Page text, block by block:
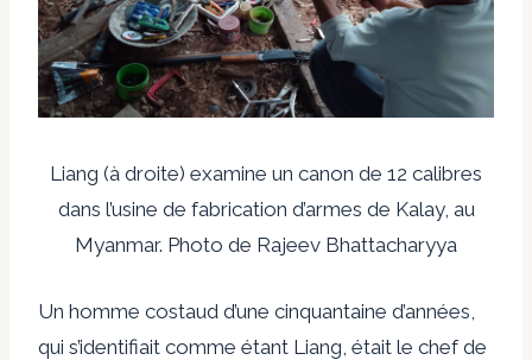
Liang (à droite) examine un canon de 12 calibres
dans l’usine de fabrication d’armes de Kalay, au
Myanmar. Photo de Rajeev Bhattacharyya
Un homme costaud d’une cinquantaine d’années,
qui s’identifiait comme étant Liang, était le chef de